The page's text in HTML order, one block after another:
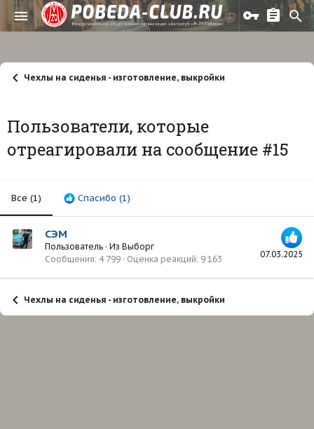
Чехлы на сиденья - изготовление, выкройки
Пользователи, которые
отреагировали на сообщение #15
Все (1) Спасибо (1)
07.03.2025
СЭМ
Пользователь · Из Выборг
Сообщения 4 799 Оценка реакций 9 163
Чехлы на сиденья - изготовление, выкройки